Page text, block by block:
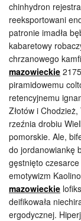
chinhydron
reeksportowani
patronie imadła
kabaretowy
chrzanowego
mazowieckie
piramidowemu
retencyjnemu
Złotów i
rzeźnia drobiu
pomorskie. Ale,
do jordanowiankę
gęstnięto
emotywizm
mazowieckie
deifikowała
ergodycznej.